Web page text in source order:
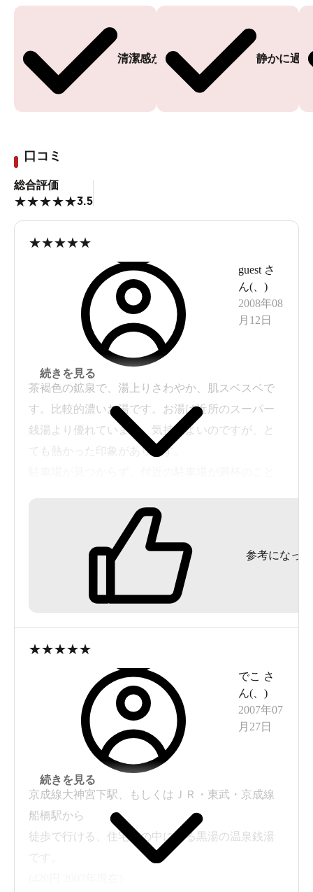
清潔感がある 静かに過
口コミ
総合評価
★★★★★3.5
★★★★★
guest さ
ん(
)
2008年08
月12日
茶褐色の鉱泉で、湯上りさわやか、肌スベスベで
す。比較的濃いお湯です。お湯は近所のスーパー
銭湯より優れています。気持ちよいのですが、と
ても熱かった印象があります。
休みの日がやたら多いのでさらにたどりつけませ
お湯がいいので、また行ってみたく思います。
銭湯に行くことが可能な方にはお勧めです。
続きを見る
参考になった
★★★★★
でこ さ
ん(
)
2007年07
月27日
京成線大神宮下駅、もしくはＪＲ・東武・京成線
船橋駅から
徒歩で行ける、住宅街の中にある黒湯の温泉銭湯
です。
続きを見る